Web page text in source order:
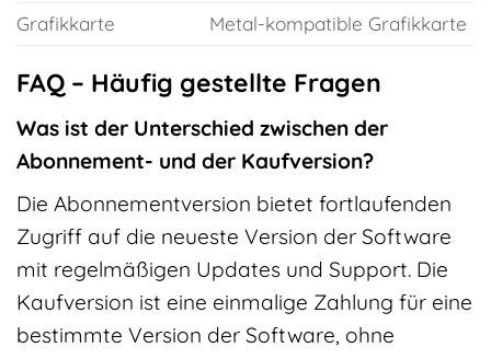
Grafikkarte
Metal-kompatible Grafikkarte
FAQ – Häufig gestellte Fragen
Was ist der Unterschied zwischen der
Abonnement- und der Kaufversion?
Die Abonnementversion bietet fortlaufenden
Zugriff auf die neueste Version der Software
mit regelmäßigen Updates und Support. Die
Kaufversion ist eine einmalige Zahlung für eine
bestimmte Version der Software, ohne